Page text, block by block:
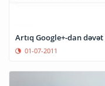
Artıq Google+-dan
01-07-2011